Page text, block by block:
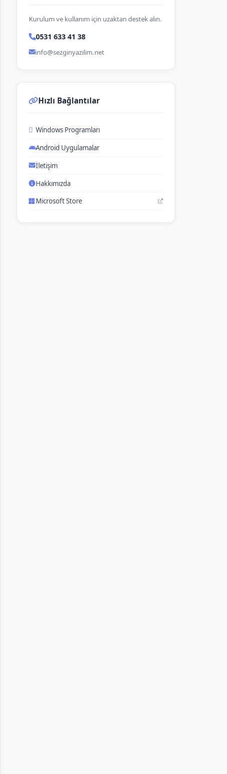
Kurulum ve kullanım için uzaktan destek alın.
0531 633 41 38
info@sezginyazilim.net
Hızlı Bağlantılar
Windows Programları
Android Uygulamalar
İletişim
Hakkımızda
Microsoft Store